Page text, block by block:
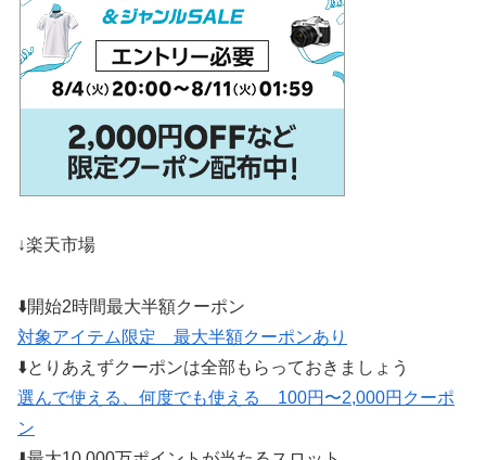
↓楽天市場
⬇️開始2時間最大半額クーポン
対象アイテム限定 最大半額クーポンあり
⬇️とりあえずクーポンは全部もらっておきましょう
選んで使える、何度でも使える 100円〜2,000円クーポ
ン